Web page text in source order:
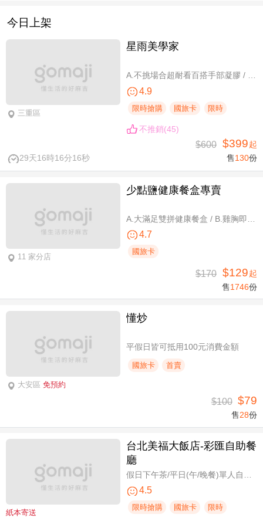
今日上架
三重區
星雨美學家
A.不挑場合超耐看百搭手部凝膠 / B.經典私藏手部凝膠設計款 / C.讓指尖擦出高級感足部凝膠 / D.風靡小紅書足部凝膠設計款 / E.CUCCIO足深層去足繭保養 / F.自然輕盈無負擔-微妝3D 120根嫁接
4.9
限時搶購 國旅卡 限時
不推銷(45)
29天16時16分15秒
$600 $399起
售130份
11 家分店
少點鹽健康餐盒專賣
4.7
國旅卡
$170 $129起
售1746份
大安區 免預約
懂炒
平假日皆可抵用100元消費金額
國旅卡 首賣
$100 $79
售28份
紙本寄送
台北美福大飯店-彩匯自助餐
廳
4.5
限時搶購 國旅卡 限時